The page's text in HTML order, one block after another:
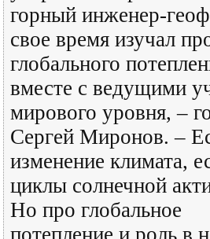
горный инженер-
свое время изучал
глобального
вместе с ведущими
мирового уровня, –
Сергей Миронов. –
изменение климата,
циклы солнечной
Но про глобальное
потепление и роль в